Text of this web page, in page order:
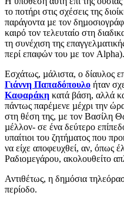
το ποτήρι στις σχέσεις της
παράγοντα µε τον
καιρό τον τελευταίο στη
τη συνέχιση της
περί επαφών του µε τον Alpha).
Εσχάτως, µάλιστα, ο δίαυλος
Γιάννη Παπαδόπουλο ήταν
Καφαράκη κατά βάση, αλλά
πάντως παρέµενε µέχρι την
στη θέση της, µε τον Βασίλη
µέλλον- σε ένα δεύτερο
υπαίτιοι του ζητήµατος που
να είχε αποφευχθεί, αν, όπως
Ραδιοµεγάρου, ακολουθείτο
Αντιθέτως, η δηµόσια
περίοδο.